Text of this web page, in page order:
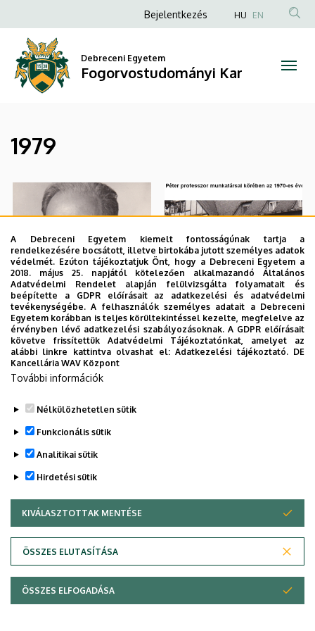
Fogorvostudományi
Kar
a
tartalomra
Anonim
fiók
menüje
Bejelentkezés HU EN
Debreceni Egyetem
Fogorvostudományi Kar
1979
Adatvédelem
Copyright © 2026 Unideb
A Debreceni Egyetem kiemelt fontosságúnak tartja a
rendelkezésére bocsátott, illetve birtokába jutott személyes adatok
védelmét. Ezúton tájékoztatjuk Önt, hogy a Debreceni Egyetem a
2018. május 25. napjától kötelezően alkalmazandó Általános
Adatvédelmi Rendelet alapján felülvizsgálta folyamatait és
beépítette a GDPR előírásait az adatkezelési és adatvédelmi
tevékenységébe. A felhasználók személyes adatait a Debreceni
Egyetem korábban is teljes körültekintéssel kezelte, megfelelve az
érvényben lévő adatkezelési szabályozásoknak. A GDPR előírásait
követve frissítettük Adatvédelmi Tájékoztatónkat, amelyet az
alábbi linkre kattintva olvashat el:Adatkezelési tájékoztató. DE
Kancellária WAV Központ
További információk
Nélkülözhetetlen sütik
Funkcionális sütik
Analitikai sütik
Hirdetési sütik
KIVÁLASZTOTTAK MENTÉSE
ÖSSZES ELUTASÍTÁSA
WITHDRAW CONSENT
ÖSSZES ELFOGADÁSA